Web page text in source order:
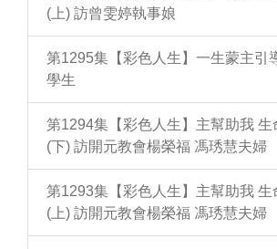
(上) 訪曾雯婷執事娘
第1295集【彩色人生】一生蒙主引
學生
第1294集【彩色人生】主幫助我 生
(下) 訪開元教會楊榮福 馮琇慧夫婦
第1293集【彩色人生】主幫助我 生
(上) 訪開元教會楊榮福 馮琇慧夫婦